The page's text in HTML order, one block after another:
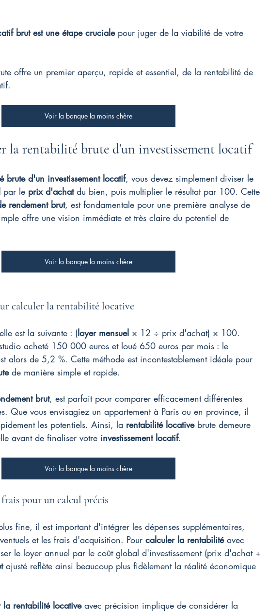
brut est une étape cruciale pour juger de la viabilité de votre
offre un premier aperçu, rapide et essentiel, de la rentabilité de
Voir la banque la moins chère
la rentabilité brute d'un investissement locatif
brute d'un investissement locatif, vous devez simplement diviser le
par le prix d'achat du bien, puis multiplier le résultat par 100. Cette
rendement brut, est fondamentale pour une première analyse de
offre une vision immédiate et très claire du potentiel de
Voir la banque la moins chère
calculer la rentabilité locative
est la suivante : (loyer mensuel × 12 ÷ prix d'achat) × 100.
acheté 150 000 euros et loué 650 euros par mois : le
alors de 5,2 %. Cette méthode est incontestablement idéale pour
de manière simple et rapide.
brut, est parfait pour comparer efficacement différentes
Que vous envisagiez un appartement à Paris ou en province, il
les potentiels. Ainsi, la rentabilité locative brute demeure
avant de finaliser votre investissement locatif.
Voir la banque la moins chère
pour un calcul précis
fine, il est important d'intégrer les dépenses supplémentaires,
et les frais d'acquisition. Pour calculer la rentabilité avec
le loyer annuel par le coût global d'investissement (prix d'achat +
ajusté reflète ainsi beaucoup plus fidèlement la réalité économique
la rentabilité locative avec précision implique de considérer la